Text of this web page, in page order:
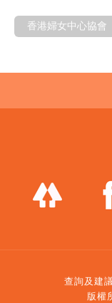
香港婦女中心協會
查詢及建
版權